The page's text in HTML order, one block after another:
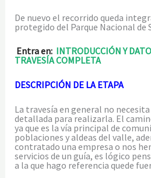
De nuevo el recorrido queda
protegido del Parque Nacional de
Entra en: INTRODUCCIÓN Y
TRAVESÍA COMPLETA
DESCRIPCIÓN DE LA ETAPA
La travesía en general no
detallada para realizarla. El
ya que es la vía principal de
poblaciones y aldeas del valle,
contratado una empresa o nos
servicios de un guía, es lógico
a la que hago referencia quede